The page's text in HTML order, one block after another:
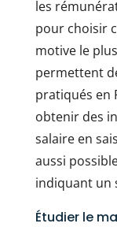
les
pour choisir
motive le
permettent
pratiqués en
obtenir des
salaire en
aussi
indiquant un
Étudier le